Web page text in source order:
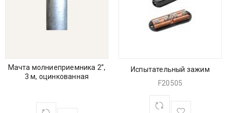
Мачта молниеприемника 2”,
3 м, оцинкованная
Испытательный зажим
F20505